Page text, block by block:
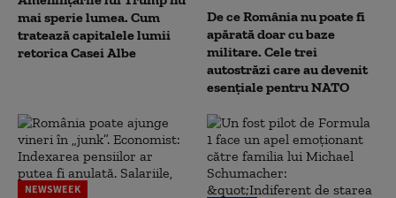
mai sperie lumea. Cum
tratează capitalele lumii
retorica Casei Albe
De ce România nu poate fi
apărată doar cu baze
militare. Cele trei
autostrăzi care au devenit
esențiale pentru NATO
NEWSWEEK